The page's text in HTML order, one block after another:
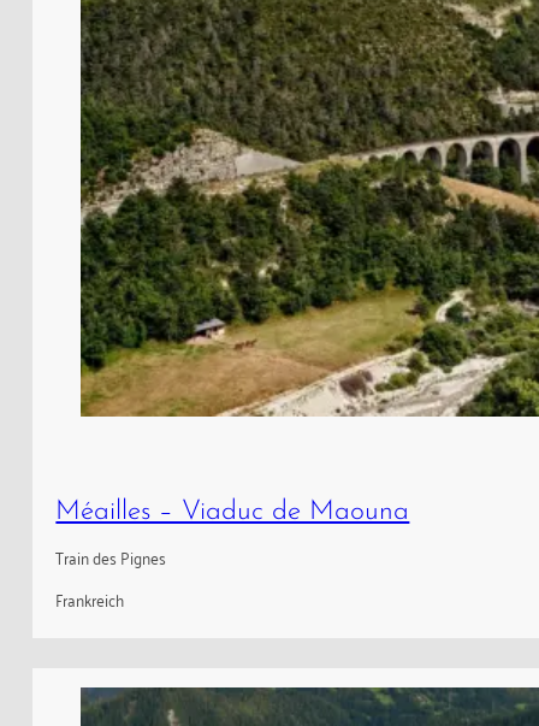
Méailles – Viaduc de Maouna
Train des Pignes
Frankreich